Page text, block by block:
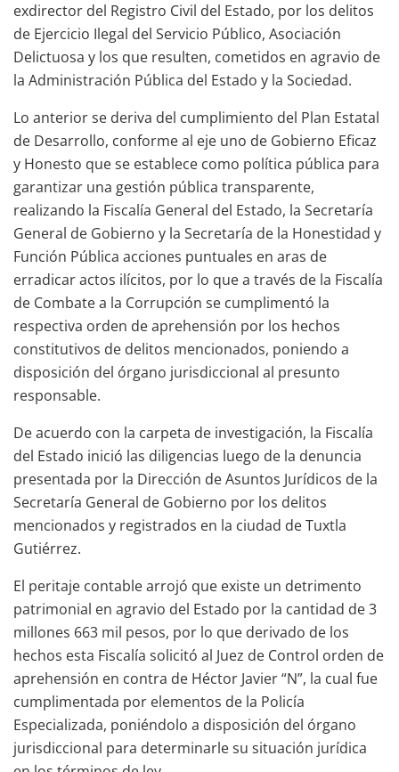
exdirector del Registro Civil del Estado, por los delitos
de Ejercicio Ilegal del Servicio Público, Asociación
Delictuosa y los que resulten, cometidos en agravio de
la Administración Pública del Estado y la Sociedad.
Lo anterior se deriva del cumplimiento del Plan Estatal
de Desarrollo, conforme al eje uno de Gobierno Eficaz
y Honesto que se establece como política pública para
garantizar una gestión pública transparente,
realizando la Fiscalía General del Estado, la Secretaría
General de Gobierno y la Secretaría de la Honestidad y
Función Pública acciones puntuales en aras de
erradicar actos ilícitos, por lo que a través de la Fiscalía
de Combate a la Corrupción se cumplimentó la
respectiva orden de aprehensión por los hechos
constitutivos de delitos mencionados, poniendo a
disposición del órgano jurisdiccional al presunto
responsable.
De acuerdo con la carpeta de investigación, la Fiscalía
del Estado inició las diligencias luego de la denuncia
presentada por la Dirección de Asuntos Jurídicos de la
Secretaría General de Gobierno por los delitos
mencionados y registrados en la ciudad de Tuxtla
Gutiérrez.
El peritaje contable arrojó que existe un detrimento
patrimonial en agravio del Estado por la cantidad de 3
millones 663 mil pesos, por lo que derivado de los
hechos esta Fiscalía solicitó al Juez de Control orden de
aprehensión en contra de Héctor Javier “N”, la cual fue
cumplimentada por elementos de la Policía
Especializada, poniéndolo a disposición del órgano
jurisdiccional para determinarle su situación jurídica